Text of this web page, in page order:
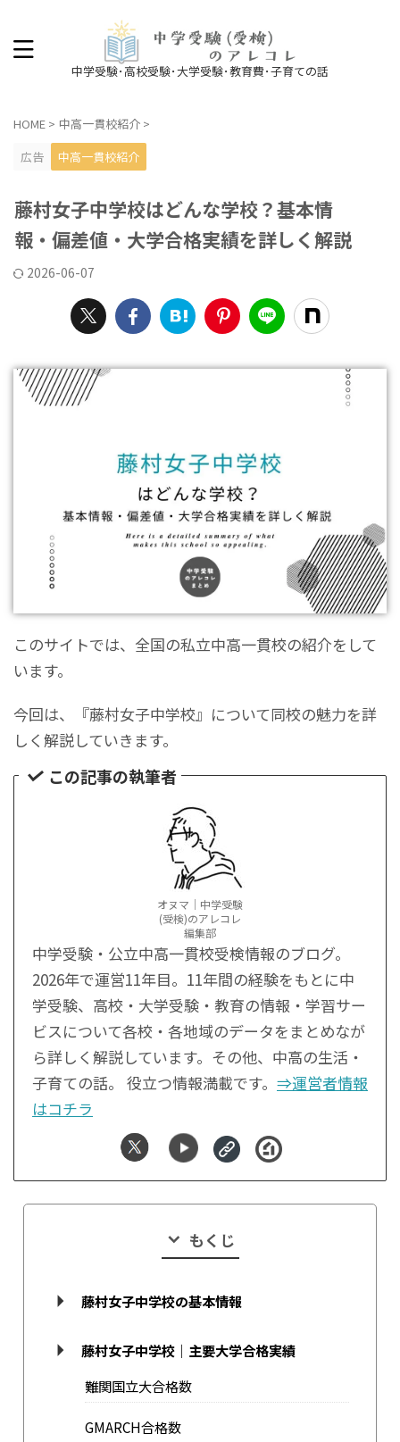
中学受験･高校受験･大学受験･教育費･子育ての話
HOME > 中高一貫校紹介 >
広告
中高一貫校紹介
藤村女子中学校はどんな学校？基本情
報・偏差値・大学合格実績を詳しく解説
2026-06-07
このサイトでは、全国の私立中高一貫校の紹介をして
います。
今回は、『藤村女子中学校』について同校の魅力を詳
しく解説していきます。
この記事の執筆者
オヌマ｜中学受験
(受検)のアレコレ
編集部
中学受験・公立中高一貫校受検情報のブログ。
2026年で運営11年目。11年間の経験をもとに中
学受験、高校・大学受験・教育の情報・学習サー
ビスについて各校・各地域のデータをまとめなが
ら詳しく解説しています。その他、中高の生活・
子育ての話。 役立つ情報満載です。 ⇒運営者情報
はコチラ
もくじ
藤村女子中学校の基本情報
藤村女子中学校｜主要大学合格実績
難関国立大合格数
GMARCH合格数